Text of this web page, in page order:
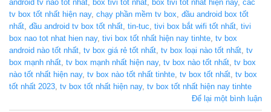
android tv nào tốt nhất, box tivi tốt nhất, box tivi tốt nhất hiện nay, các
tv box tốt nhất hiện nay, chạy phần mềm tv box, đầu android box tốt
nhất, đầu android tv box tốt nhất, tin-tuc, tivi box bắt wifi tốt nhất, tivi
box nao tot nhat hien nay, tivi box tốt nhất hiện nay tinhte, tv box
android nào tốt nhất, tv box giá rẻ tốt nhất, tv box loại nào tốt nhất, tv
box mạnh nhất, tv box mạnh nhất hiện nay, tv box nào tốt nhất, tv box
nào tốt nhất hiện nay, tv box nào tốt nhất tinhte, tv box tốt nhất, tv box
tốt nhất 2023, tv box tốt nhất hiện nay, tv box tốt nhất hiện nay tinhte
Để lại một bình luận